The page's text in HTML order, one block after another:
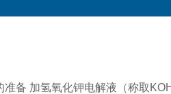
加氢氧化钾电解液（称取